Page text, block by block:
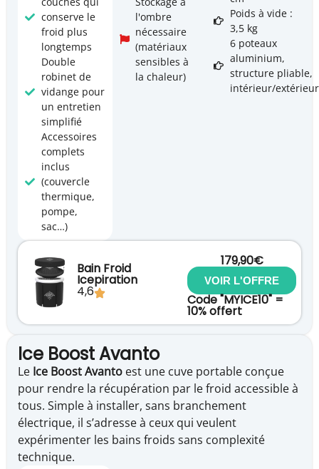
conserve le
froid plus
longtemps
Double
robinet de
vidange pour
un entretien
simplifié
Accessoires
complets
inclus
(couvercle
thermique,
pompe,
sac…)
l'ombre
nécessaire
(matériaux
sensibles à
la chaleur)
Poids à vide :
3,5 kg
6 poteaux
aluminium,
structure pliable,
intérieur/extérieur
Bain Froid
Icepiration
4,6
179,90€
VOIR L'OFFRE
Code "MYICE10" =
10% offert
Ice Boost Avanto
Le Ice Boost Avanto est une cuve portable conçue
pour rendre la récupération par le froid accessible à
tous. Simple à installer, sans branchement
électrique, il s’adresse à ceux qui veulent
expérimenter les bains froids sans complexité
technique.